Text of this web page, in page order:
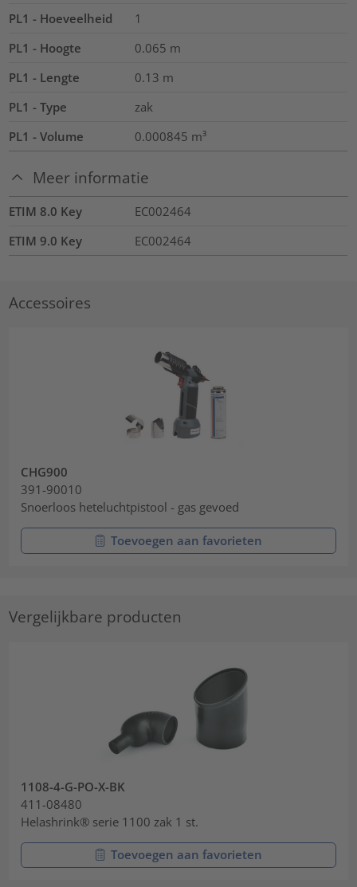
PL1 - Hoeveelheid
1
PL1 - Hoogte
0.065 m
PL1 - Lengte
0.13 m
PL1 - Type
zak
PL1 - Volume
0.000845 m³
Meer informatie
ETIM 8.0 Key
EC002464
ETIM 9.0 Key
EC002464
Accessoires
CHG900
391-90010
Snoerloos heteluchtpistool - gas gevoed
Toevoegen aan favorieten
Vergelijkbare producten
1108-4-G-PO-X-BK
411-08480
Helashrink® serie 1100 zak 1 st.
Toevoegen aan favorieten